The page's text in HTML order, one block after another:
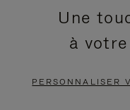
EN
PAUSE,
APPUYEZ
EST
Une
à
PERSONNALISER